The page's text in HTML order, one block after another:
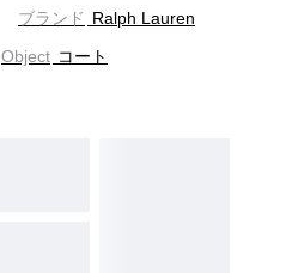
ブランド Ralph Lauren
Object コート